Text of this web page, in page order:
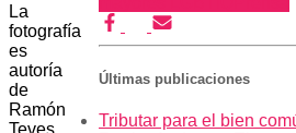
La
fotografía
es
autoría
de
Ramón
Teves
Últimas publicaciones
Tributar para el bien